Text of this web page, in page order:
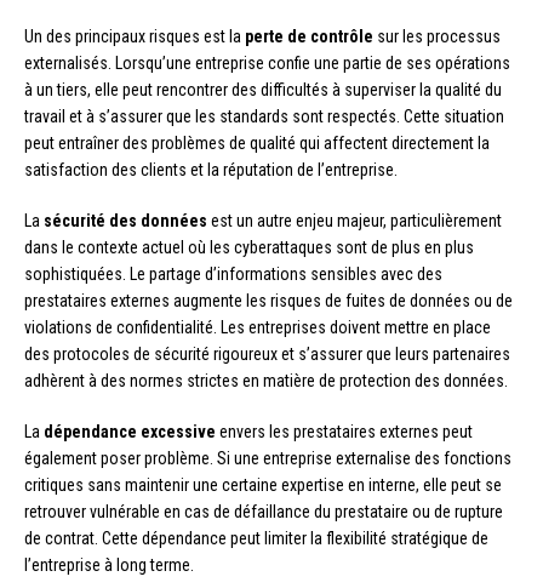
Un des principaux risques est la perte de contrôle sur les processus
externalisés. Lorsqu’une entreprise confie une partie de ses opérations
à un tiers, elle peut rencontrer des difficultés à superviser la qualité du
travail et à s’assurer que les standards sont respectés. Cette situation
peut entraîner des problèmes de qualité qui affectent directement la
satisfaction des clients et la réputation de l’entreprise.
La sécurité des données est un autre enjeu majeur, particulièrement
dans le contexte actuel où les cyberattaques sont de plus en plus
sophistiquées. Le partage d’informations sensibles avec des
prestataires externes augmente les risques de fuites de données ou de
violations de confidentialité. Les entreprises doivent mettre en place
des protocoles de sécurité rigoureux et s’assurer que leurs partenaires
adhèrent à des normes strictes en matière de protection des données.
La dépendance excessive envers les prestataires externes peut
également poser problème. Si une entreprise externalise des fonctions
critiques sans maintenir une certaine expertise en interne, elle peut se
retrouver vulnérable en cas de défaillance du prestataire ou de rupture
de contrat. Cette dépendance peut limiter la flexibilité stratégique de
l’entreprise à long terme.